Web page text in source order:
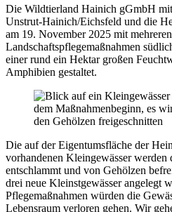
Die Wildtierland Hainich gGmbH
Unstrut-Hainich/Eichsfeld und die
am 19. November 2025 mit mehreren
Landschaftspflegemaßnahmen
einer rund ein Hektar großen
Amphibien gestaltet.
Die auf der Eigentumsfläche der
vorhandenen Kleingewässer werden
entschlammt und von Gehölzen
drei neue Kleinstgewässer angelegt
Pflegemaßnahmen würden die
Lebensraum verloren gehen. Wir